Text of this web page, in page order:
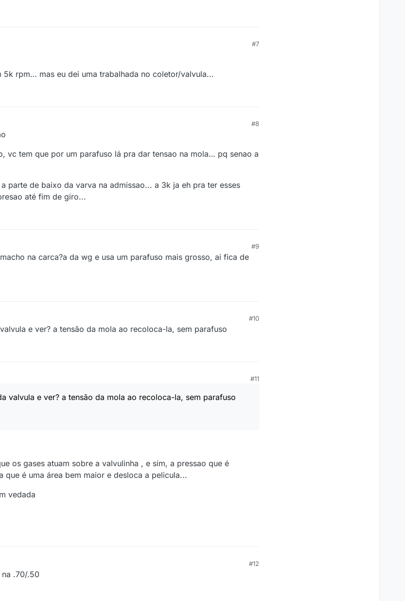
#7
rpm… mas eu dei uma trabalhada no coletor/valvula...
#8
vc tem que por um parafuso lá pra dar tensao na mola… pq senao a
parte de baixo da varva na admissao... a 3k ja eh pra ter esses
até fim de giro...
#9
na carca?a da wg e usa um parafuso mais grosso, ai fica de
#10
e ver? a tensão da mola ao recoloca-la, sem parafuso
#11
valvula e ver? a tensão da mola ao recoloca-la, sem parafuso
os gases atuam sobre a valvulinha , e sim, a pressao que é
é uma área bem maior e desloca a pelicula...
vedada
#12
.70/.50